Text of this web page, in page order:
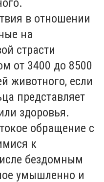
в отношении
на
страсти
от 3400 до 8500
животного, если
представляет
здоровья.
обращение с
к
бездомным
умышленно и